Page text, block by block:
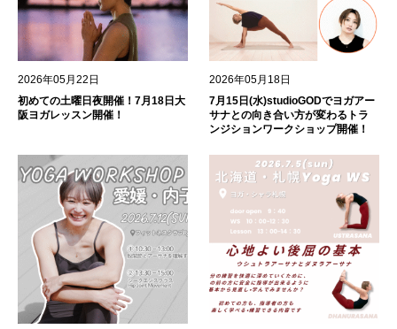
2026年05月22日
初めての土曜日夜開催！7月18日大
阪ヨガレッスン開催！
2026年05月18日
7月15日(水)studioGODでヨガアー
サナとの向き合い方が変わるトラ
ンジションワークショップ開催！